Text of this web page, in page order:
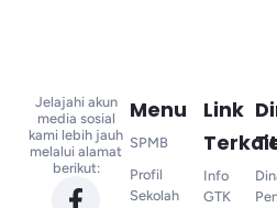
Jelajahi akun
media sosial
kami lebih jauh
melalui alamat
berikut:
Menu
SPMB
Profil
Sekolah
Link
Terkait
Info
GTK